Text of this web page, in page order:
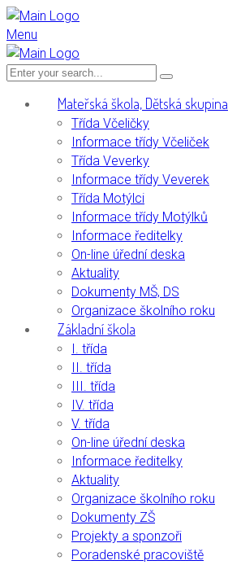
Menu
Mateřská škola, Dětská skupina
Třída Včeličky
Informace třídy Včeliček
Třída Veverky
Informace třídy Veverek
Třída Motýlci
Informace třídy Motýlků
Informace ředitelky
On-line úřední deska
Aktuality
Dokumenty MŠ, DS
Organizace školního roku
Základní škola
I. třída
II. třída
III. třída
IV. třída
V. třída
On-line úřední deska
Informace ředitelky
Aktuality
Organizace školního roku
Dokumenty ZŠ
Projekty a sponzoři
Poradenské pracoviště